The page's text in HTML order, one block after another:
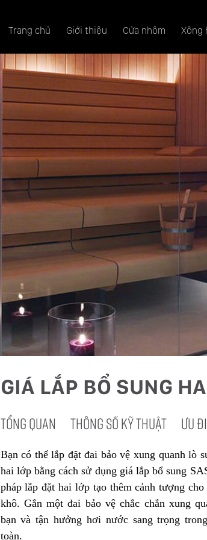
Trang chủ Giới thiệu Cửa nhôm Xông
GIÁ LẮP BỔ SUNG
TỔNG QUAN THÔNG SỐ KỸ THUẬT ƯU
Bạn có thể lắp đặt đai bảo vệ xung quanh lò
hai lớp bằng cách sử dụng giá lắp bổ sung
pháp lắp đặt hai lớp tạo thêm cảnh tượng
khô. Gắn một đai bảo vệ chắc chắn xung
bạn và tận hưởng hơi nước sang trọng
toàn.